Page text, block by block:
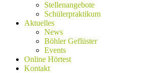
Stellenangebote
Schülerpraktikum
Aktuelles
News
Böhler Geflüster
Events
Online Hörtest
Kontakt